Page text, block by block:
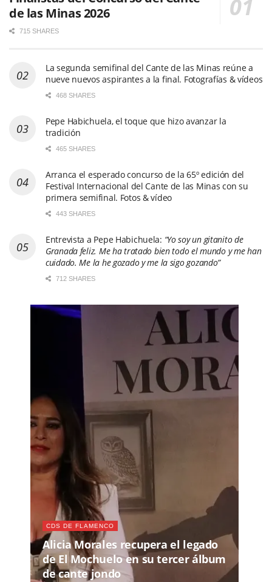
de las Minas 2026
715 SHARES
La segunda semifinal del Cante de las Minas reúne a
nueve nuevos aspirantes a la final. Fotografías & vídeos
468 SHARES
Pepe Habichuela, el toque que hizo avanzar la
tradición
465 SHARES
Arranca el esperado concurso de la 65º edición del
Festival Internacional del Cante de las Minas con su
primera semifinal. Fotos & vídeo
443 SHARES
Entrevista a Pepe Habichuela: “Yo soy un gitanito de
Granada feliz. Me ha tratado bien todo el mundo y me han
cuidado. Me la he gozado y me la sigo gozando”
712 SHARES
CDS DE FLAMENCO
Alicia Morales recupera el legado
de El Mochuelo en su tercer álbum
de cante jondo